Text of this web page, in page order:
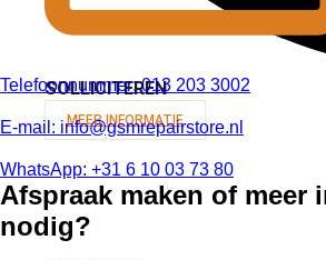
SOLLICITEREN
MEER INFORMATIE
Telefoonnummer: 013 203 3002
E-mail: info@gsmrepairstore.nl
WhatsApp: +31 6 10 03 73 80
Afspraak maken of meer
nodig?